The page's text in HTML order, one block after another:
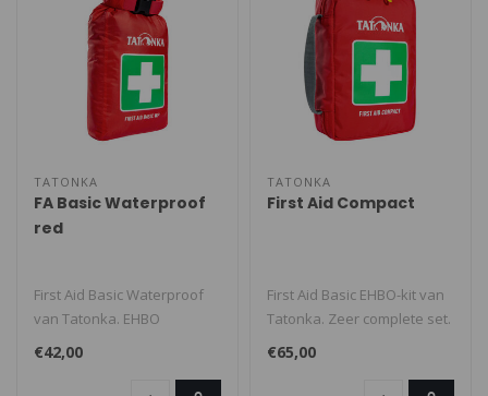
TATONKA
FA Basic Waterproof
red
First Aid Basic Waterproof
van Tatonka. EHBO
uitrusting voor de
avonturier in ee..
€42,00
TATONKA
First Aid Compact
First Aid Basic EHBO-kit van
Tatonka. Zeer complete set.
Geschikt voor één dag..
€65,00